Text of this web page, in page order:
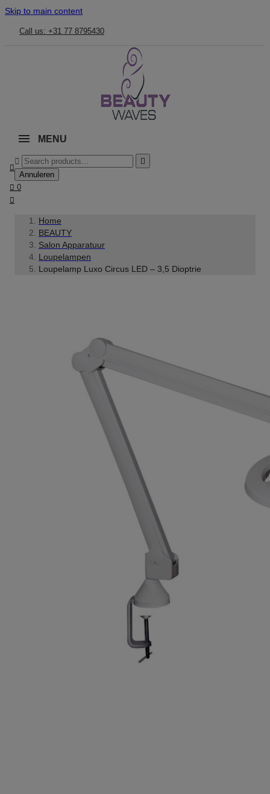
Skip to main content
Call us: +31 77 8795430
MENU



Annuleren
 0

Home
BEAUTY
Salon Apparatuur
Loupelampen
Loupelamp Luxo Circus LED – 3,5 Dioptrie